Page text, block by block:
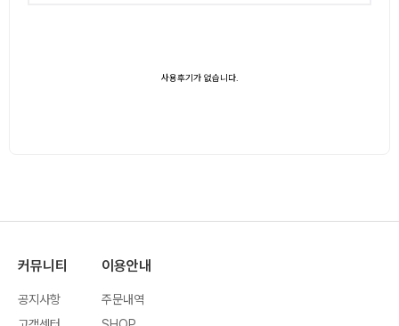
사용후기가 없습니다.
커뮤니티
공지사항
이용안내
주문내역